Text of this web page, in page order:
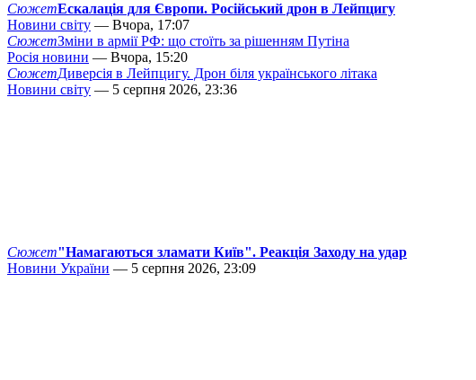
СюжетЕскалація для Європи. Російський дрон в Лейпцигу
Новини світу — Вчора, 17:07
СюжетЗміни в армії РФ: що стоїть за рішенням Путіна
Росія новини — Вчора, 15:20
СюжетДиверсія в Лейпцигу. Дрон біля українського літака
Новини світу — 5 серпня 2026, 23:36
Сюжет"Намагаються зламати Київ". Реакція Заходу на удар
Новини України — 5 серпня 2026, 23:09